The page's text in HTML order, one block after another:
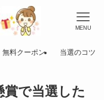
MENU
無料クーポン 当選のコツ
で当選した